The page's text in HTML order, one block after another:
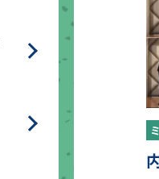
ワイヤー
蒸留用填
デミスタ
溶接金網
ファイン
ファイン